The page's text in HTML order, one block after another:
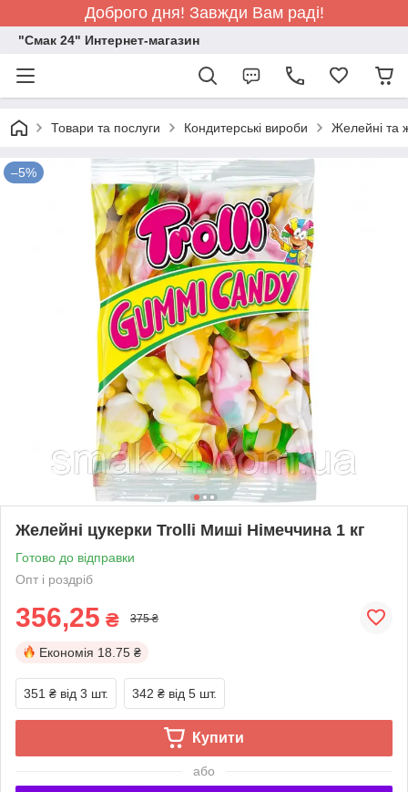
Доброго дня! Завжди Вам раді!
"Смак 24" Интернет-магазин
Товари та послуги Кондитерські вироби Желейні та
–5%
Желейні цукерки Trolli Миші Німеччина 1 кг
Готово до відправки
Опт і роздріб
356,25 ₴ 375 ₴
Економія 18.75 ₴
351 ₴ від 3 шт. 342 ₴ від 5 шт.
Купити
або